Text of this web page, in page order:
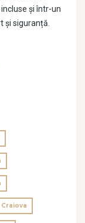
și într-un
și siguranță.